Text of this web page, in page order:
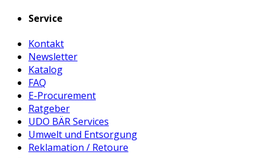
Service
Kontakt
Newsletter
Katalog
FAQ
E-Procurement
Ratgeber
UDO BÄR Services
Umwelt und Entsorgung
Reklamation / Retoure